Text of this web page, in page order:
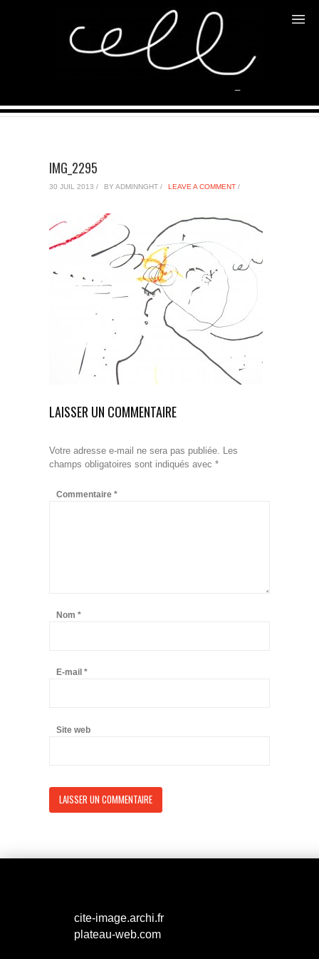
BLOG
IMG_2295
30 JUIL 2013 / BY ADMINNGHT / LEAVE A COMMENT /
LAISSER UN COMMENTAIRE
Votre adresse e-mail ne sera pas publiée. Les
champs obligatoires sont indiqués avec *
Commentaire *
Nom *
E-mail *
Site web
cite-image.archi.fr
plateau-web.com